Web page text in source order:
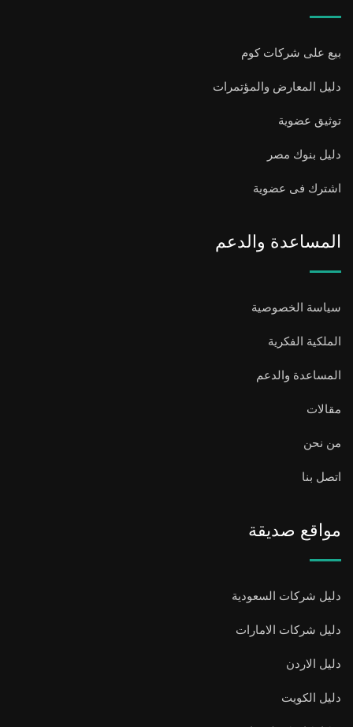
بيع على شركات كوم
دليل المعارض والمؤتمرات
توثيق عضوية
دليل بنوك مصر
اشترك فى عضوية
المساعدة والدعم
سياسة الخصوصية
الملكية الفكرية
المساعدة والدعم
مقالات
من نحن
اتصل بنا
مواقع صديقة
دليل شركات السعودية
دليل شركات الامارات
دليل الاردن
دليل الكويت